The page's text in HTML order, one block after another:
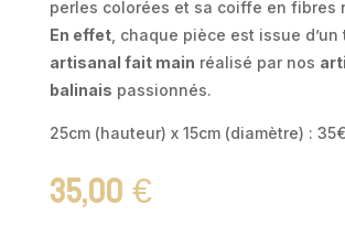
perles colorées et sa coiffe en fibres
En effet, chaque pièce est issue d’un
artisanal fait main réalisé par nos
balinais passionnés.
25cm (hauteur) x 15cm (diamètre) : 35€
35,00€